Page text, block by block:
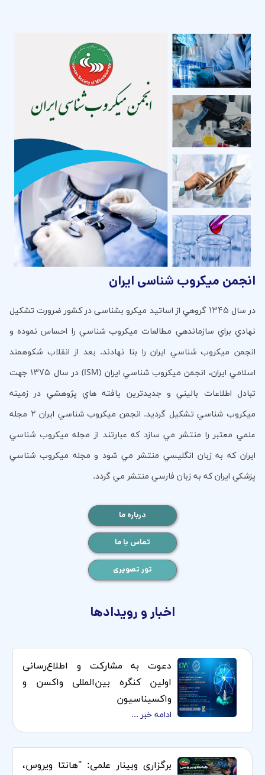
انجمن ميكروب شناسی ايران
در سال 1345 گروهي از اساتيد ميكرو بشناسی در كشور ضرورت تشكيل
نهادي براي سازماندهي مطالعات ميكروب شناسي را احساس نموده و
انجمن ميكروب شناسي ايران را بنا نهادند. بعد از انقلاب شكوهمند
اسلامي ايران، انجمن ميكروب شناسي ايران (ISM) در سال 1375 جهت
تبادل اطلاعات باليني و جديدترين يافته هاي پژوهشي در زمينه
ميكروب شناسي تشكيل گرديد. انجمن ميكروب شناسي ايران 2 مجله
علمي معتبر را منتشر مي سازد كه عبارتند از مجله ميكروب شناسي
ايران كه به زبان انگليسي منتشر مي شود و مجله ميكروب شناسي
پزشكي ايران كه به زبان فارسي منتشر مي گردد.
درباره ما
تماس با ما
تور تصویری
اخبار و رویدادها
دعوت به مشارکت و اطلاع‌رسانی
اولین کنگره بین‌المللی واکسن و
واکسیناسیون
ادامه خبر ...
برگزاری وبینار علمی: "هانتا ویروس،